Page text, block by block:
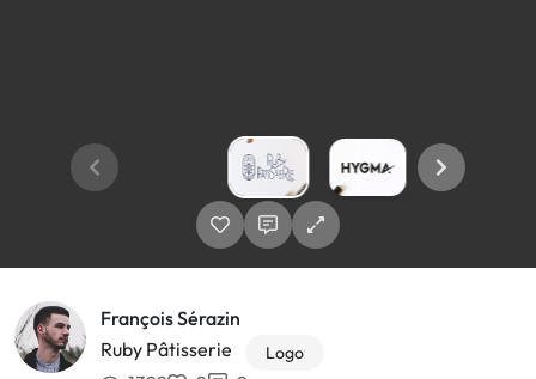
François Sérazin
Ruby Pâtisserie
Logo